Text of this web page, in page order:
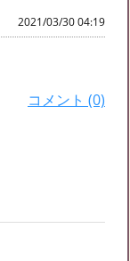
2021/03/30 04:19
コメント (0)